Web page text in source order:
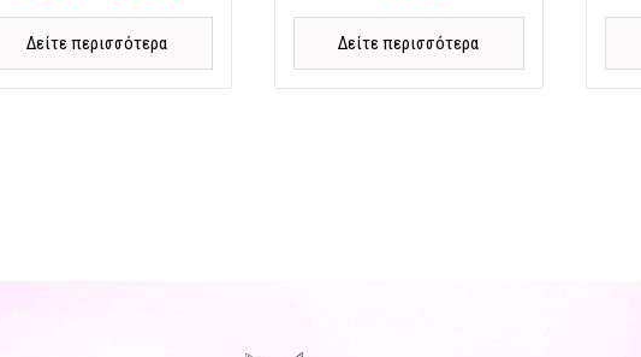
Δείτε περισσότερα Δείτε περισσότερα